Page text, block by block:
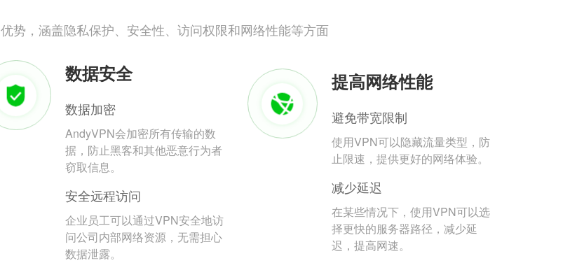
势，涵盖隐私保护、安全性、访问权限和网络性能等方面
数据安全
数据加密
AndyVPN会加密所有传输的数
据，防止黑客和其他恶意行为者
窃取信息。
安全远程访问
企业员工可以通过VPN安全地访
问公司内部网络资源，无需担心
数据泄露。
提高网络性能
避免带宽限制
使用VPN可以隐藏流量类型，防
止限速，提供更好的网络体验。
减少延迟
在某些情况下，使用VPN可以选
择更快的服务器路径，减少延
迟，提高网速。